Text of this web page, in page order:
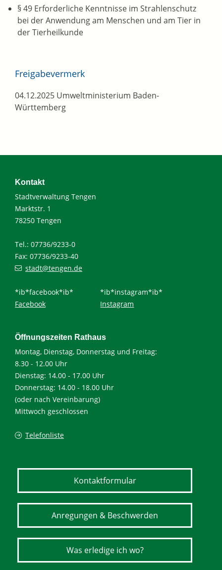
§ 49 Erforderliche Kenntnisse im Strahlenschutz
bei der Anwendung am Menschen und am Tier in
der Tierheilkunde
Freigabevermerk
04.12.2025 Umweltministerium Baden-
Württemberg
Kontakt
Stadtverwaltung Tengen
Marktstr. 1
78250 Tengen
Tel.: 07736/9233-0
Fax: 07736/9233-40
stadt@tengen.de
*ib*facebook*ib*
Facebook
*ib*instagram*ib*
Instagram
Öffnungszeiten Rathaus
Montag, Dienstag, Donnerstag und Freitag:
8.30 - 12.00 Uhr
Dienstag: 14.00 - 17.00 Uhr
Donnerstag: 14.00 - 18.00 Uhr
(oder nach Vereinbarung)
Mittwoch geschlossen
Telefonliste
Kontaktformular
Anregungen & Beschwerden
Was erledige ich wo?